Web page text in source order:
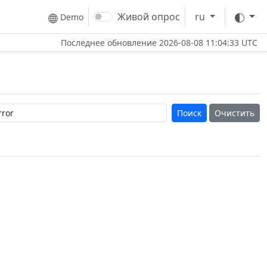
Demo Живой опрос ru
Последнее обновление 2026-08-08 11:04:33 UTC
Очистить